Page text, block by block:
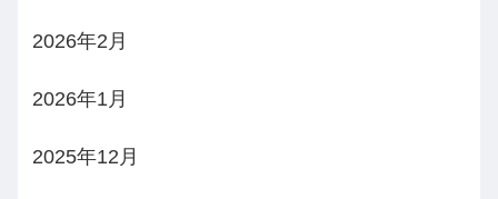
2026年2月
2026年1月
2025年12月